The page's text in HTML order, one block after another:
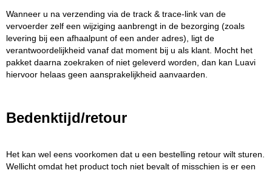
Wanneer u na verzending via de track & trace-link van de
vervoerder zelf een wijziging aanbrengt in de bezorging (zoals
levering bij een afhaalpunt of een ander adres), ligt de
verantwoordelijkheid vanaf dat moment bij u als klant. Mocht het
pakket daarna zoekraken of niet geleverd worden, dan kan Luavi
hiervoor helaas geen aansprakelijkheid aanvaarden.
Bedenktijd/retour
Het kan wel eens voorkomen dat u een bestelling retour wilt sturen.
Wellicht omdat het product toch niet bevalt of misschien is er een